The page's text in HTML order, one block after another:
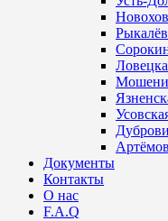
Документы
Контакты
О нас
F.A.Q